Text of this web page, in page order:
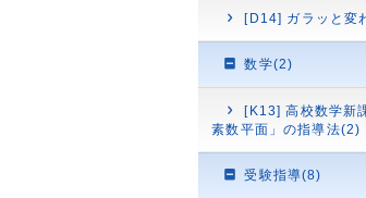
[D14] ガラッと変
数学(2)
[K13] 高校数学新
素数平面」の指導法(2)
受験指導(8)